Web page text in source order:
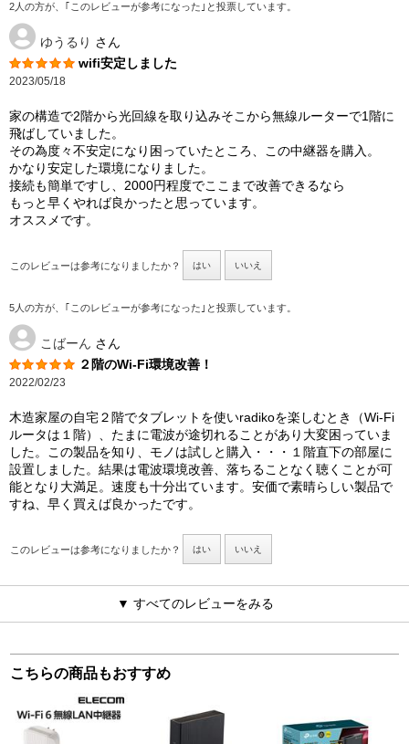
2人の方が、｢このレビューが参考になった｣と投票しています。
ゆうるり さん
wifi安定しました
2023/05/18
家の構造で2階から光回線を取り込みそこから無線ルーターで1階に
飛ばしていました。
その為度々不安定になり困っていたところ、この中継器を購入。
かなり安定した環境になりました。
接続も簡単ですし、2000円程度でここまで改善できるなら
もっと早くやれば良かったと思っています。
オススメです。
このレビューは参考になりましたか？ はい いいえ
5人の方が、｢このレビューが参考になった｣と投票しています。
こばーん さん
２階のWi-Fi環境改善！
2022/02/23
木造家屋の自宅２階でタブレットを使いradikoを楽しむとき（Wi-Fi
ルータは１階）、たまに電波が途切れることがあり大変困っていま
した。この製品を知り、モノは試しと購入・・・１階直下の部屋に
設置しました。結果は電波環境改善、落ちることなく聴くことが可
能となり大満足。速度も十分出ています。安価で素晴らしい製品で
すね、早く買えば良かったです。
このレビューは参考になりましたか？ はい いいえ
▼ すべてのレビューをみる
こちらの商品もおすすめ